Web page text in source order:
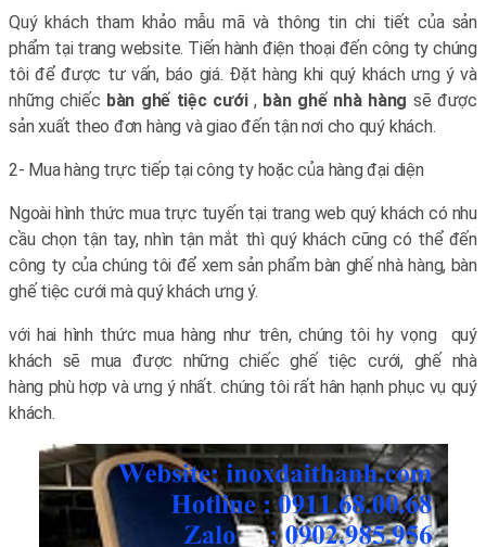
Quý khách tham khảo mẫu mã và thông tin chi tiết của sản
phẩm tại trang website. Tiến hành điện thoại đến công ty chúng
tôi để được tư vấn, báo giá. Đặt hàng khi quý khách ưng ý và
những chiếc bàn ghế tiệc cưới, bàn ghế nhà hàng sẽ được
sản xuất theo đơn hàng và giao đến tận nơi cho quý khách.
2- Mua hàng trực tiếp tại công ty hoặc của hàng đại diện
Ngoài hình thức mua trực tuyến tại trang web quý khách có nhu
cầu chọn tận tay, nhìn tận mắt thì quý khách cũng có thể đến
công ty của chúng tôi để xem sản phẩm bàn ghế nhà hàng, bàn
ghế tiệc cưới mà quý khách ưng ý.
với hai hình thức mua hàng như trên, chúng tôi hy vọng quý
khách sẽ mua được những chiếc ghế tiệc cưới, ghế nhà
hàng phù hợp và ưng ý nhất. chúng tôi rất hân hạnh phục vụ quý
khách.